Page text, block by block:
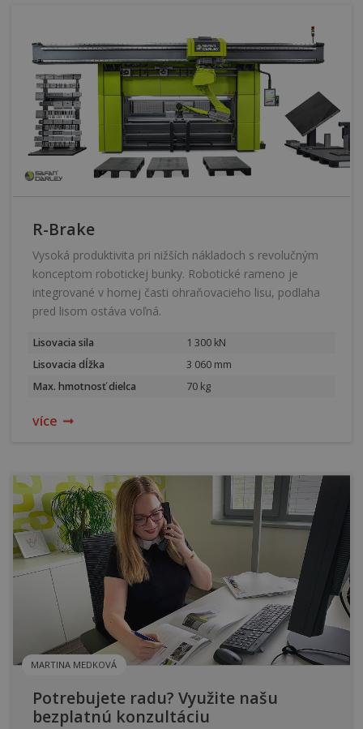
R-Brake
Vysoká produktivita pri nižších nákladoch s revolučným
konceptom robotickej bunky. Robotické rameno je
integrované v hornej časti ohraňovacieho lisu, podlaha
pred lisom ostáva voľná.
Lisovacia sila
1 300 kN
Lisovacia dĺžka
3 060 mm
Max. hmotnosť dielca
70 kg
více
MARTINA MEDKOVÁ
Potrebujete radu? Využite našu
bezplatnú konzultáciu